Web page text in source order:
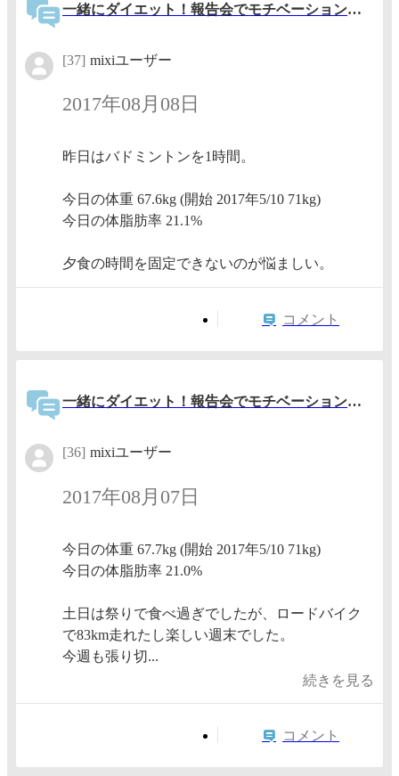
一緒にダイエット！報告会でモチベーションアップ！
[37] mixiユーザー
2017年08月08日
昨日はバドミントンを1時間。
今日の体重 67.6kg (開始 2017年5/10 71kg)
今日の体脂肪率 21.1%
夕食の時間を固定できないのが悩ましい。
コメント
一緒にダイエット！報告会でモチベーションアップ！
[36] mixiユーザー
2017年08月07日
今日の体重 67.7kg (開始 2017年5/10 71kg)
今日の体脂肪率 21.0%
土日は祭りで食べ過ぎでしたが、ロードバイク
で83km走れたし楽しい週末でした。
今週も張り切...
続きを見る
コメント